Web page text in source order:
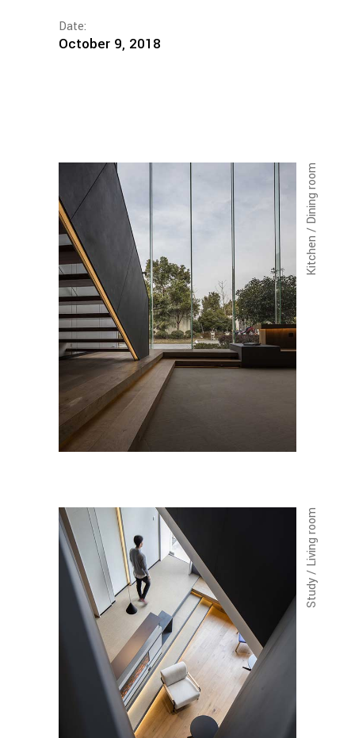
Date:
October 9, 2018
Kitchen / Dining room
Study / Living room